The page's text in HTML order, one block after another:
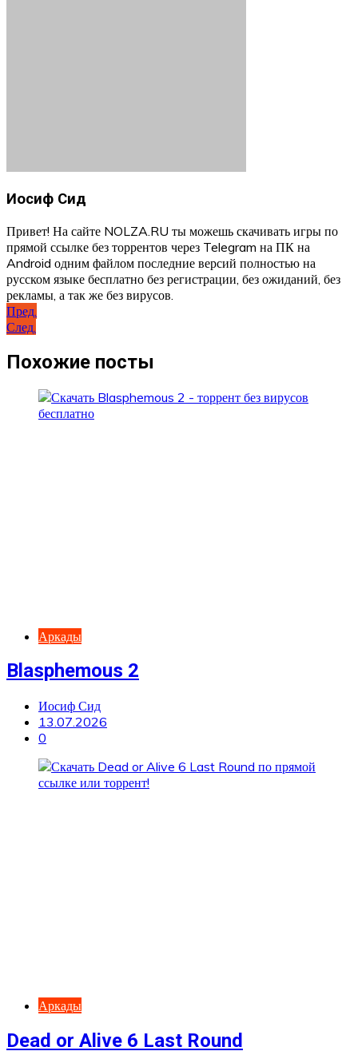
Иосиф Сид
Привет! На сайте NOLZA.RU ты можешь скачивать игры по
прямой ссылке без торрентов через Telegram на ПК на
Android одним файлом последние версий полностью на
русском языке бесплатно без регистрации, без ожиданий, без
рекламы, а так же без вирусов.
Навигация
по
записям
Пред.
След.
Похожие посты
Аркады
Blasphemous 2
Иосиф Сид
13.07.2026
0
Аркады
Dead or Alive 6 Last Round